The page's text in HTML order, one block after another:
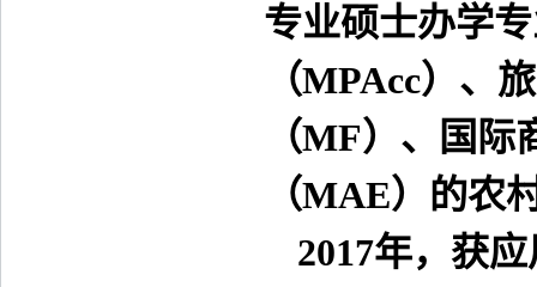
专业硕士办学
（MPAcc）、
（MF）、国
（MAE）的农
2017年，获